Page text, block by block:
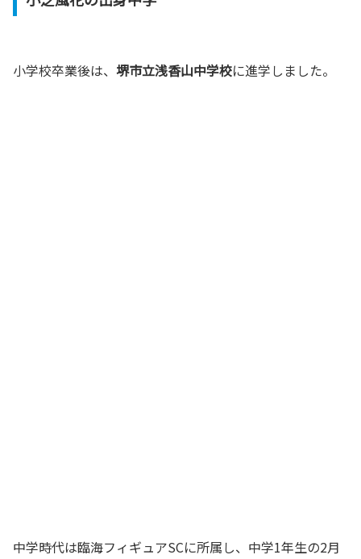
小学校卒業後は、 堺市立浅香山中学校に進学しました。
中学時代は臨海フィギュアSCに所属し、中学1年生の2月